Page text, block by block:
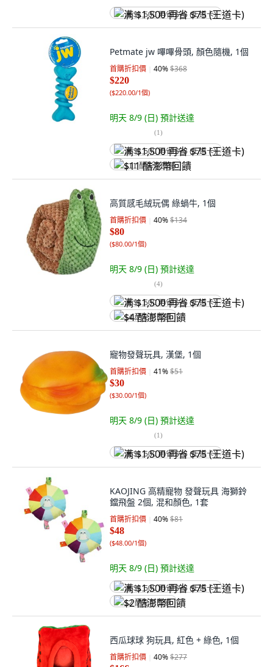
满 $1,500 再省 $75 (王道卡)
Petmate jw 嗶嗶骨頭, 顏色隨機, 1個
首購折扣價 40%$368
$220
($220.00/1個)
明天 8/9 (日) 預計送達
(1)
满 $1,500 再省 $75 (王道卡)
$11 酷澎幣回饋
高質感毛絨玩偶 綠蝸牛, 1個
首購折扣價 40%$134
$80
($80.00/1個)
明天 8/9 (日) 預計送達
(4)
满 $1,500 再省 $75 (王道卡)
$4 酷澎幣回饋
寵物發聲玩具, 漢堡, 1個
首購折扣價 41%$51
$30
($30.00/1個)
明天 8/9 (日) 預計送達
(1)
满 $1,500 再省 $75 (王道卡)
KAOJING 高精寵物 發聲玩具 海獅鈴
鐺飛盤 2個, 混和顏色, 1套
首購折扣價 40%$81
$48
($48.00/1個)
明天 8/9 (日) 預計送達
满 $1,500 再省 $75 (王道卡)
$2 酷澎幣回饋
西瓜球球 狗玩具, 紅色 + 綠色, 1個
首購折扣價 40%$277